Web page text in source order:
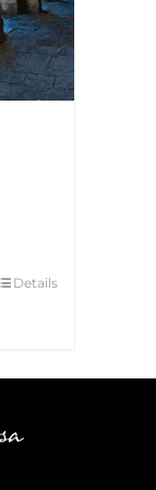
Details